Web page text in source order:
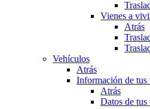
Vienes a
Atrás
Vehículos
Atrás
Información de tus
Atrás
Datos de